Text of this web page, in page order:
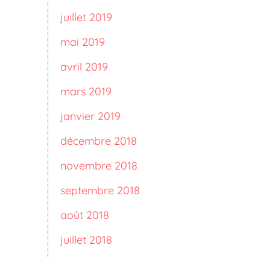
juillet 2019
mai 2019
avril 2019
mars 2019
janvier 2019
décembre 2018
novembre 2018
septembre 2018
août 2018
juillet 2018